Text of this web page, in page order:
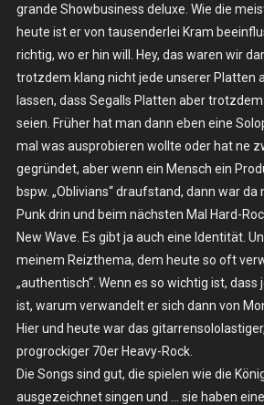
grande Showbusiness deluxe. Wie die
heute ist er von tausenderlei Kram
richtig, wo er hin will. Hey, das waren wir
trotzdem klang nicht jede unserer Platten
lassen, dass Segalls Platten aber
seien. Früher hat man dann eben eine
mal was ausprobieren wollte oder hat ne
gegründet, aber wenn ein Mensch ein
bspw. „Oblivians“ draufstand, dann war
Punk drin und beim nächsten Mal Hard-
New Wave. Es gibt ja auch eine Identität.
meinem Reizthema, dem heute so oft
„authentisch“. Wenn es so wichtig ist,
ist, warum verwandelt er sich dann von
Hier und heute war das
progrockiger 70er Heavy-Rock.
Die Songs sind gut, die spielen wie die
ausgezeichnet singen und … sie haben